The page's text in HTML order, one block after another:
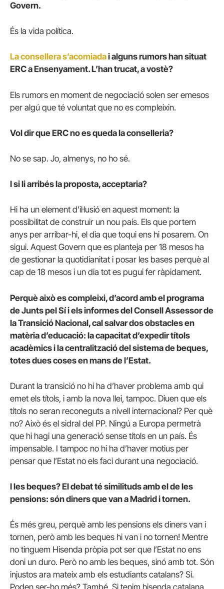
Govern.
És la vida política.
La consellera s’acomiadai alguns rumors han situat
ERC a Ensenyament. L’han trucat, a vostè?
Els rumors en moment de negociació solen ser emesos
per algú que té voluntat que no es compleixin.
Vol dir que ERC no es queda la conselleria?
No se sap. Jo, almenys, no ho sé.
I si li arribés la proposta, acceptaria?
Hi ha un element d’il·lusió en aquest moment: la
possibilitat de construir un nou país. Els que portem
anys per arribar-hi, el dia que toqui ens hi posarem. On
sigui. Aquest Govern que es planteja per 18 mesos ha
de gestionar la quotidianitat i posar les bases perquè al
cap de 18 mesos i un dia tot es pugui fer ràpidament.
Perquè això es compleixi, d’acord amb el programa
de Junts pel Sí i els informes del Consell Assessor de
la Transició Nacional, cal salvar dos obstacles en
matèria d’educació: la capacitat d’expedir títols
acadèmics i la centralització del sistema de beques,
totes dues coses en mans de l’Estat.
Durant la transició no hi ha d’haver problema amb qui
emet els títols, i amb la nova llei, tampoc. Diuen que els
títols no seran reconeguts a nivell internacional? Per què
no? Això és el sidral del PP. Ningú a Europa permetrà
que hi hagi una generació sense títols en un país. És
impensable. I tampoc no hi ha d’haver motius per
pensar que l’Estat no els faci durant una negociació.
I les beques? El debat té similituds amb el de les
pensions: són diners que van a Madrid i tornen.
És més greu, perquè amb les pensions els diners van i
tornen, però amb les beques hi van i no tornen! Mentre
no tinguem Hisenda pròpia pot ser que l’Estat no ens
doni un duro. Però no amb les beques, sinó amb tot. Són
injustos ara mateix amb els estudiants catalans? Sí.